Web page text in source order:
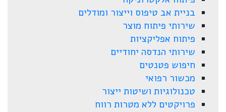
בניית אב טיפוס וייצור ומודלים
שירותי פיתוח מוצר
פיתוח אפליקציות
שירותי הנדסה יחודיים
חיפוש פטנטים
מכשור רפואי
טכנולוגיות ושיטות ייצור
פרויקטים ללא מטרות רווח